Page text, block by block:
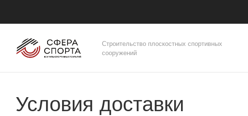
Строительство плоскостных спортивных
сооружений
Условия доставки